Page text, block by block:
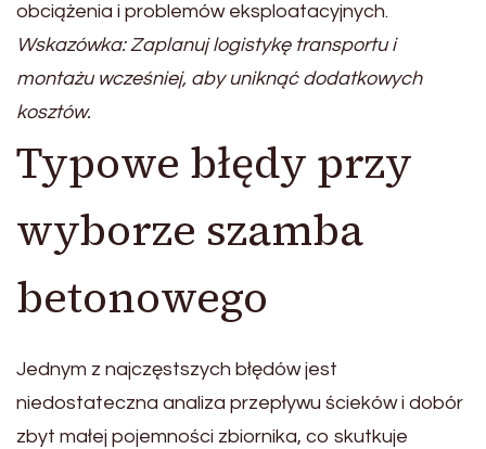
obciążenia i problemów eksploatacyjnych.
Wskazówka: Zaplanuj logistykę transportu i
montażu wcześniej, aby uniknąć dodatkowych
kosztów.
Typowe błędy przy
wyborze szamba
betonowego
Jednym z najczęstszych błędów jest
niedostateczna analiza przepływu ścieków i dobór
zbyt małej pojemności zbiornika, co skutkuje